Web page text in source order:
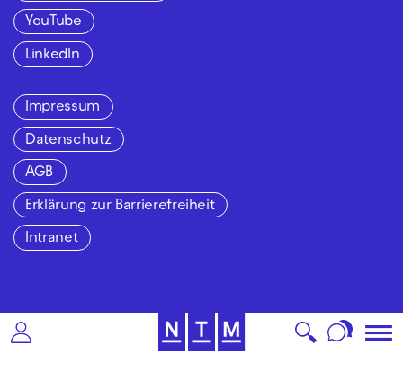
YouTube
LinkedIn
Impressum
Datenschutz
AGB
Erklärung zur Barrierefreiheit
Intranet